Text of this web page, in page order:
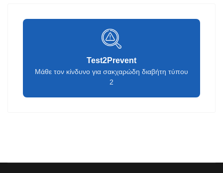
Test2Prevent
Μάθε τον κίνδυνο για σακχαρώδη διαβήτη τύπου
2